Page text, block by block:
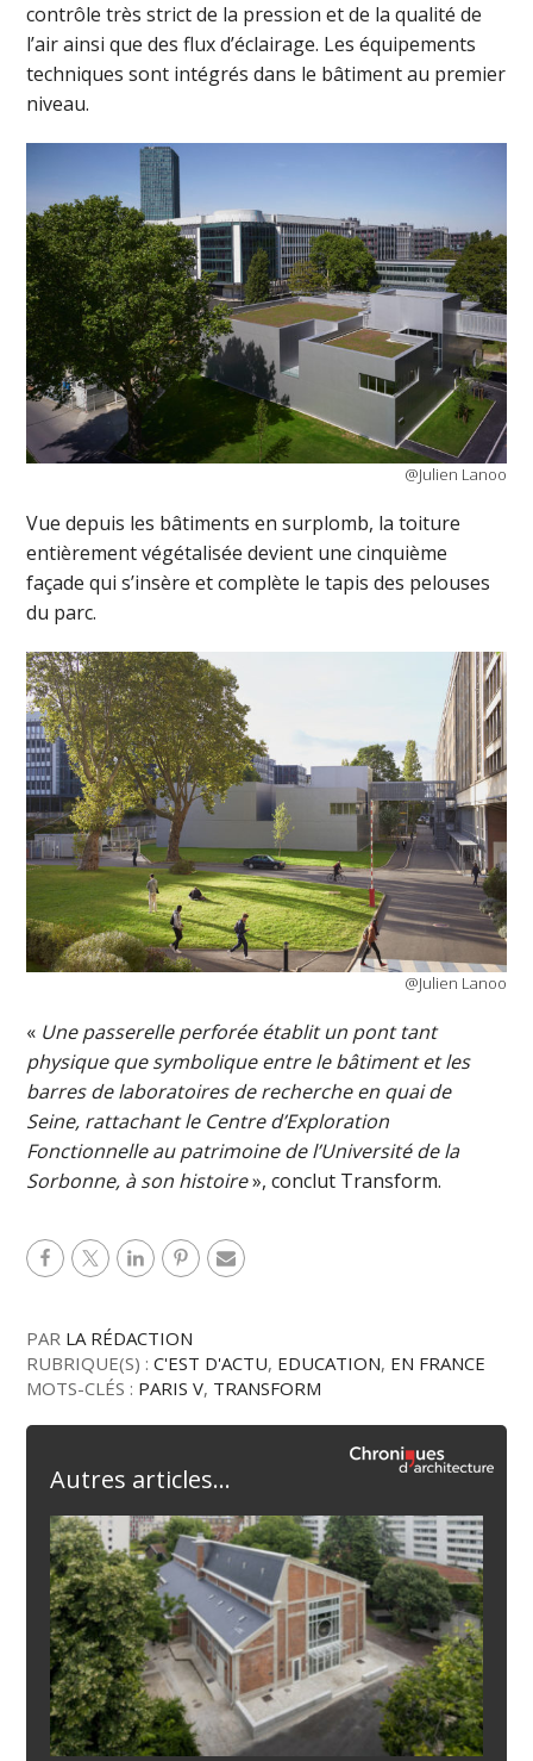
contrôle très strict de la pression et de la qualité de
l’air ainsi que des flux d’éclairage. Les équipements
techniques sont intégrés dans le bâtiment au premier
niveau.
@Julien Lanoo
Vue depuis les bâtiments en surplomb, la toiture
entièrement végétalisée devient une cinquième
façade qui s’insère et complète le tapis des pelouses
du parc.
@Julien Lanoo
« Une passerelle perforée établit un pont tant
physique que symbolique entre le bâtiment et les
barres de laboratoires de recherche en quai de
Seine, rattachant le Centre d’Exploration
Fonctionnelle au patrimoine de l’Université de la
Sorbonne, à son histoire», conclut Transform.
PAR LA RÉDACTION
RUBRIQUE(S) :C'EST D'ACTU, EDUCATION, EN FRANCE
MOTS-CLÉS : PARIS V, TRANSFORM
Autres articles...